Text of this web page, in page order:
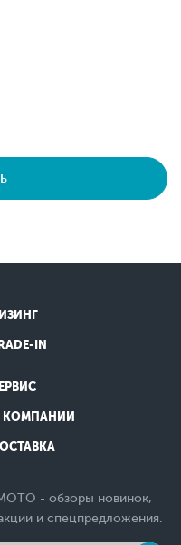
IN
КОМПАНИИ
- обзоры новинок,
и спецпредложения.